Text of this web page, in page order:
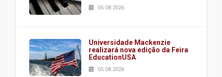
05.08.2026
Universidade Mackenzie
realizará nova edição da Feira
EducationUSA
05.08.2026